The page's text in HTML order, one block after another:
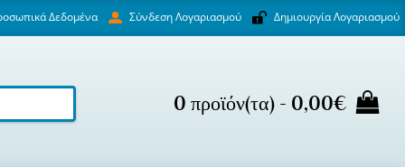
Δεδομένα Σύνδεση Λογαριασμού Δημιουργία Λογαριασμού
0 προϊόν(τα) - 0,00€